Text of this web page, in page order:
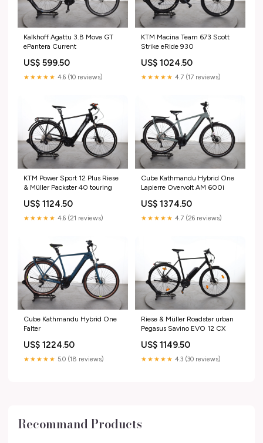
Kalkhoff Agattu 3.B Move GT
ePantera Current
US$ 599.50
★★★★★ 4.6 (10 reviews)
KTM Macina Team 673 Scott
Strike eRide 930
US$ 1024.50
★★★★★ 4.7 (17 reviews)
KTM Power Sport 12 Plus Riese
& Müller Packster 40 touring
US$ 1124.50
★★★★★ 4.6 (21 reviews)
Cube Kathmandu Hybrid One
Lapierre Overvolt AM 600i
US$ 1374.50
★★★★★ 4.7 (26 reviews)
Cube Kathmandu Hybrid One
Falter
US$ 1224.50
★★★★★ 5.0 (18 reviews)
Riese & Müller Roadster urban
Pegasus Savino EVO 12 CX
US$ 1149.50
★★★★★ 4.3 (30 reviews)
Recommand Products